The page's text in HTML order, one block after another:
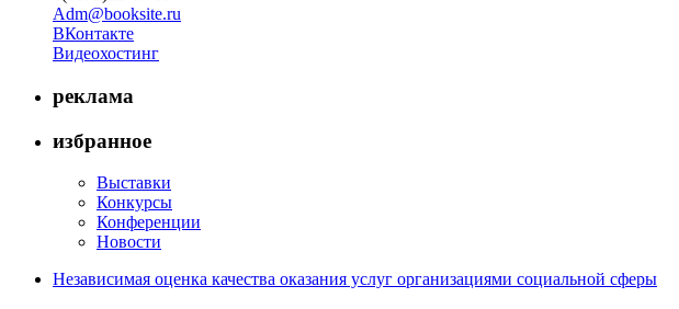
Adm@booksite.ru
ВКонтакте
Видеохостинг
реклама
избранное
Выставки
Конкурсы
Конференции
Новости
Независимая оценка качества оказания услуг организациями социальной сферы